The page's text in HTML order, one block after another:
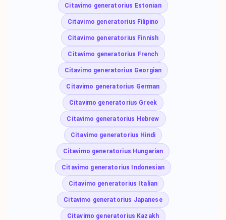
Citavimo generatorius Estonian
Citavimo generatorius Filipino
Citavimo generatorius Finnish
Citavimo generatorius French
Citavimo generatorius Georgian
Citavimo generatorius German
Citavimo generatorius Greek
Citavimo generatorius Hebrew
Citavimo generatorius Hindi
Citavimo generatorius Hungarian
Citavimo generatorius Indonesian
Citavimo generatorius Italian
Citavimo generatorius Japanese
Citavimo generatorius Kazakh